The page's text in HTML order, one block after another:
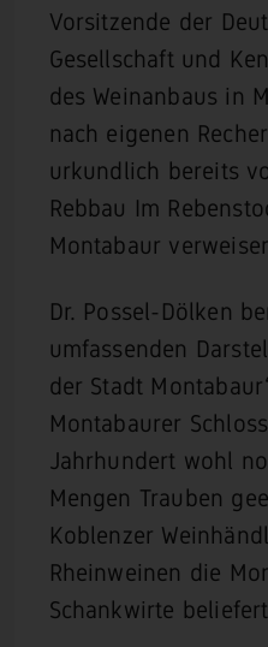
Vorsitzende der
Gesellschaft und
des Weinanbaus in
nach eigenen
urkundlich bereits
Rebbau Im
Montabaur
Dr. Possel-Dölken
umfassenden
der Stadt
Montabaurer
Jahrhundert wohl
Mengen Trauben
Koblenzer
Rheinweinen die
Schankwirte